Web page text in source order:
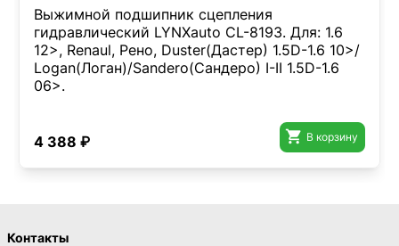
Выжимной подшипник сцепления
гидравлический LYNXauto CL-8193. Для: 1.6
12>, Renaul, Рено, Duster(Дастер) 1.5D-1.6 10>/
Logan(Логан)/Sandero(Сандеро) I-II 1.5D-1.6
06>.
4 388 ₽  В корзину
Контакты